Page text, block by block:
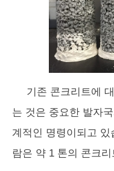
기존 콘크리트에
는 것은 중요한 발자
계적인 명령이되고
람은 약 1 톤의 콘크